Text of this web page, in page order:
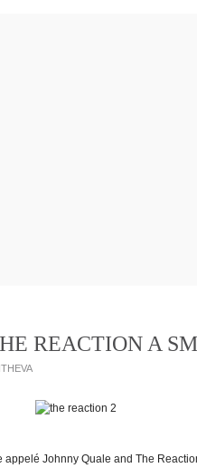
REACTION A
Johnny Quale and The